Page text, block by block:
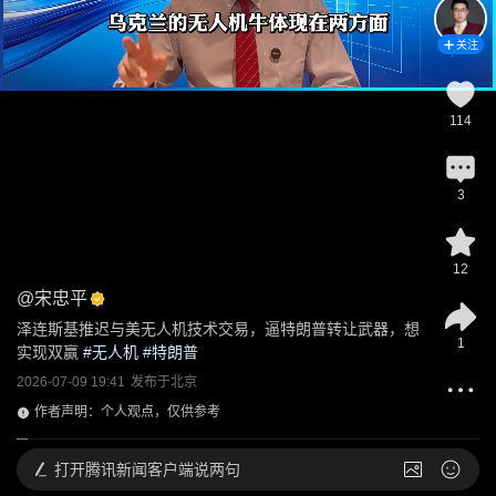
@宋忠平
泽连斯基推迟与美无人机技术交易，逼特朗普转让武器，想
实现双赢 #无人机 #特朗普
2026-07-09 19:41 发布于北京
作者声明：个人观点，仅供参考
关注
114
3
12
1
打开腾讯新闻客户端说两句